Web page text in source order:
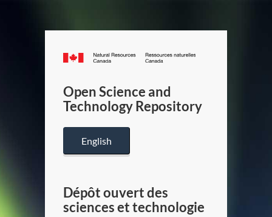
Canada.ca
/
Canada
Open Science and
Technology Repository
English
Dépôt ouvert des
sciences et technologie